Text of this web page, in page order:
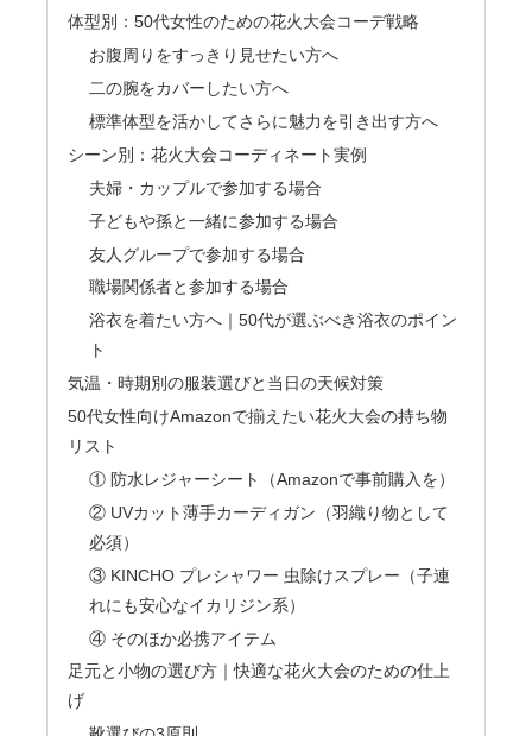
体型別：50代女性のための花火大会コーデ戦略
お腹周りをすっきり見せたい方へ
二の腕をカバーしたい方へ
標準体型を活かしてさらに魅力を引き出す方へ
シーン別：花火大会コーディネート実例
夫婦・カップルで参加する場合
子どもや孫と一緒に参加する場合
友人グループで参加する場合
職場関係者と参加する場合
浴衣を着たい方へ｜50代が選ぶべき浴衣のポイン
ト
気温・時期別の服装選びと当日の天候対策
50代女性向けAmazonで揃えたい花火大会の持ち物
リスト
① 防水レジャーシート（Amazonで事前購入を）
② UVカット薄手カーディガン（羽織り物として
必須）
③ KINCHO プレシャワー 虫除けスプレー（子連
れにも安心なイカリジン系）
④ そのほか必携アイテム
足元と小物の選び方｜快適な花火大会のための仕上
げ